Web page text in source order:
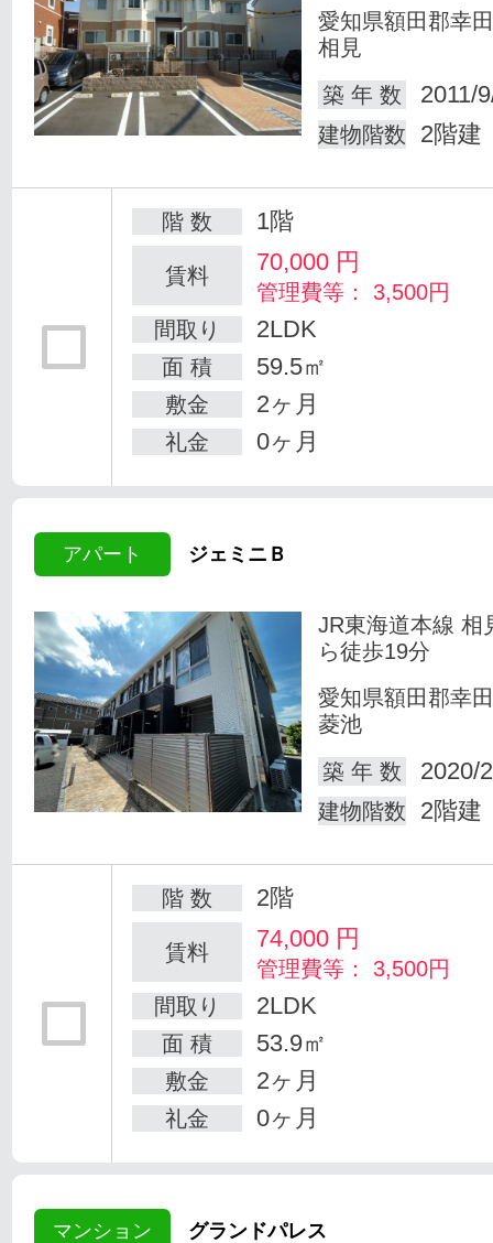
愛知県額田郡幸
相見
築 年 数
2011/
建物階数 2階建
階 数 1階
賃料 70,000 円
管理費等： 3,500円
間取り
2LDK
面 積 59.5㎡
敷金 2ヶ月
礼金 0ヶ月
アパート ジェミニＢ
JR東海道本線 相
ら徒歩19分
愛知県額田郡幸
菱池
築 年 数
2020/
建物階数 2階建
階 数 2階
賃料 74,000 円
管理費等： 3,500円
間取り
2LDK
面 積 53.9㎡
敷金 2ヶ月
礼金 0ヶ月
マンション グランドパレス